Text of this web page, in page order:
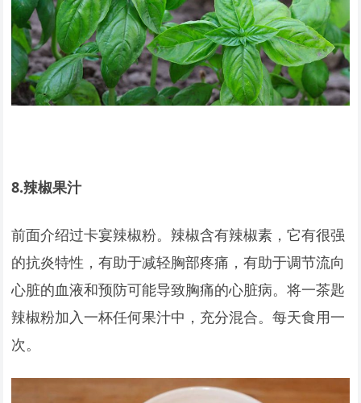
8.辣椒果汁
前面介绍过卡宴辣椒粉。辣椒含有辣椒素，它有很强
的抗炎特性，有助于减轻胸部疼痛，有助于调节流向
心脏的血液和预防可能导致胸痛的心脏病。将一茶匙
辣椒粉加入一杯任何果汁中，充分混合。每天食用一
次。